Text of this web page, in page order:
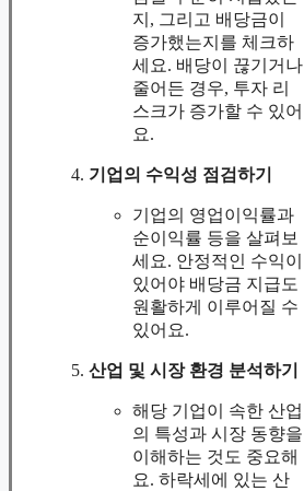
지, 그리고 배당금이
증가했는지를 체크하
세요. 배당이 끊기거나
줄어든 경우, 투자 리
스크가 증가할 수 있어
요.
기업의 수익성 점검하기
기업의 영업이익률과
순이익률 등을 살펴보
세요. 안정적인 수익이
있어야 배당금 지급도
원활하게 이루어질 수
있어요.
산업 및 시장 환경 분석하기
해당 기업이 속한 산업
의 특성과 시장 동향을
이해하는 것도 중요해
요. 하락세에 있는 산